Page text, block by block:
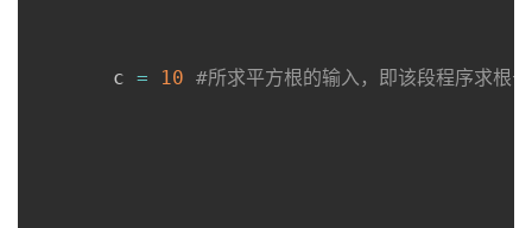
       c
= 10 #所求平方根的输入，即该段程序求根